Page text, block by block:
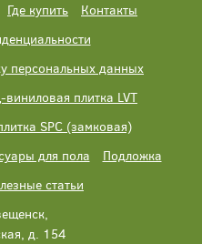
Где купить
Контакты
персональных данных
плитка LVT
SPC (замковая)
для пола
Подложка
статьи
д. 154